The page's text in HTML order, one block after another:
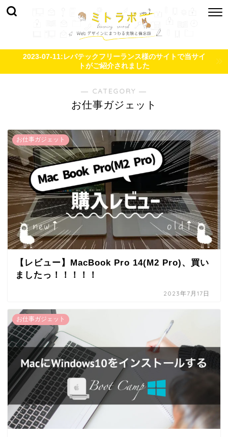
2023-07-11:レバテックフリーランス様のサイトで当サイ
トがご紹介されました
― CATEGORY ―
お仕事ガジェット
お仕事ガジェット
【レビュー】MacBook Pro 14(M2 Pro)、買い
ましたっ！！！！！
2023年7月17日
お仕事ガジェット